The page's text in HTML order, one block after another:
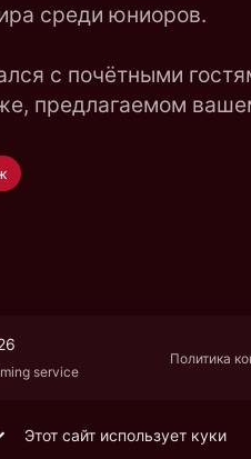
среди юниоров.
с почётными
предлагаемом
service
Политика
Этот сайт использует куки